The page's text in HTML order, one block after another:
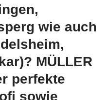
wie auch
MÜLLER
perfekte
sowie